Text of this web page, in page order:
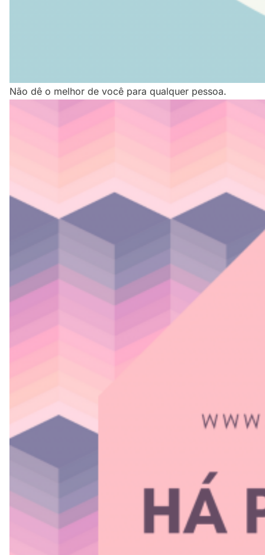
Não dê o melhor de você para qualquer pessoa.